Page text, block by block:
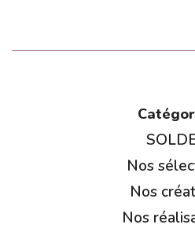
Nos
Nos
Nos